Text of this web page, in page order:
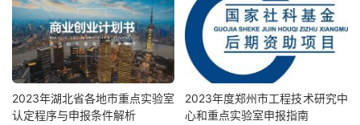
2023年湖北省各地市重点实验室
认定程序与申报条件解析
2023年度郑州市工程技术研究中
心和重点实验室申报指南